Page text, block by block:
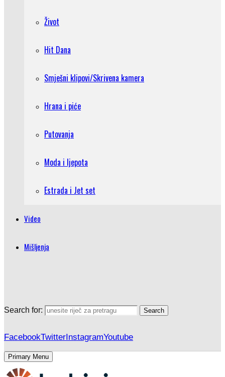
Život
Hit Dana
Smješni klipovi/Skrivena kamera
Hrana i piće
Putovanja
Moda i ljepota
Estrada i Jet set
Video
Mišljenja
Search for: Search
FacebookTwitterInstagramYoutube
Primary Menu